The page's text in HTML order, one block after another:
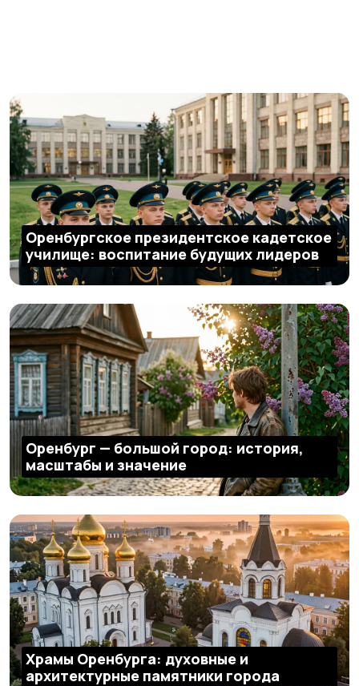
Оренбургское президентское кадетское
училище: воспитание будущих лидеров
Оренбург — большой город: история,
масштабы и значение
Храмы Оренбурга: духовные и
архитектурные памятники города